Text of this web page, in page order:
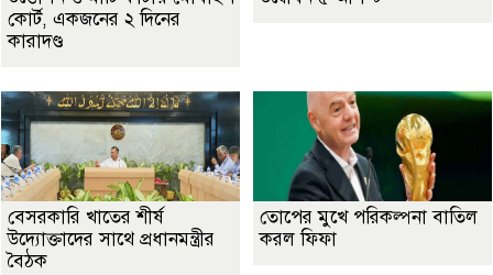
কোর্ট, একজনের ২ দিনের
কারাদণ্ড
বেসরকারি খাতের শীর্ষ
উদ্যোক্তাদের সাথে প্রধানমন্ত্রীর
বৈঠক
তোপের মুখে পরিকল্পনা বাতিল
করল ফিফা